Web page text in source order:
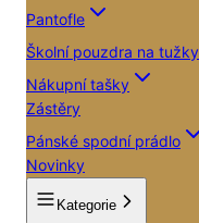
Pantofle
Školní pouzdra na tužky
Nákupní tašky
Zástěry
Pánské spodní prádlo
Novinky
Kategorie